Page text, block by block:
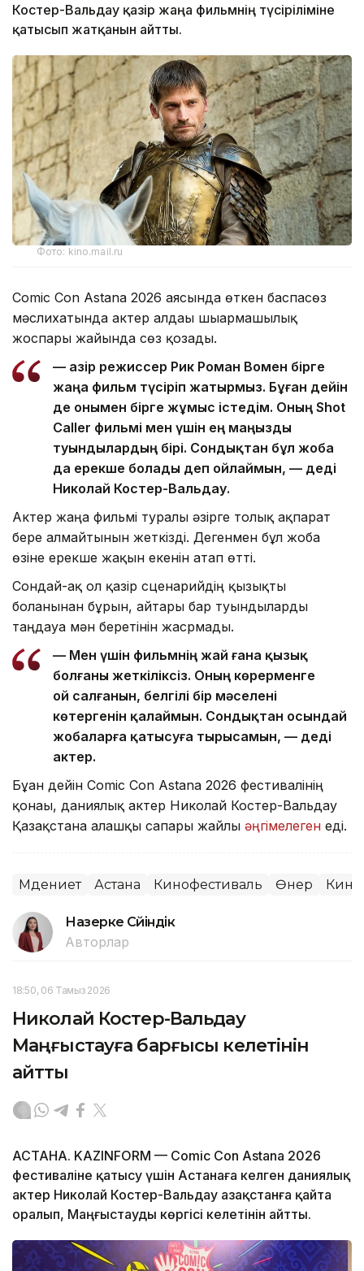
Костер-Вальдау қазір жаңа фильмнің түсіріліміне
қатысып жатқанын айтты.
Фото: kino.mail.ru
Comic Con Astana 2026 аясында өткен баспасөз
мәслихатында актер алдағы шығармашылық
жоспары жайында сөз қозғады.
— Қазір режиссер Рик Роман Вомен бірге
жаңа фильм түсіріп жатырмыз. Бұған дейін
де онымен бірге жұмыс істедім. Оның Shot
Caller фильмі мен үшін ең маңызды
туындылардың бірі. Сондықтан бұл жоба
да ерекше болады деп ойлаймын, — деді
Николай Костер-Вальдау.
Актер жаңа фильмі туралы әзірге толық ақпарат
бере алмайтынын жеткізді. Дегенмен бұл жоба
өзіне ерекше жақын екенін атап өтті.
Сондай-ақ ол қазір сценарийдің қызықты
болғанынан бұрын, айтары бар туындыларды
таңдауға мән беретінін жасрмады.
— Мен үшін фильмнің жай ғана қызық
болғаны жеткіліксіз. Оның көрерменге
ой салғанын, белгілі бір мәселені
көтергенін қалаймын. Сондықтан осындай
жобаларға қатысуға тырысамын, — деді
актер.
Бұған дейін Comic Con Astana 2026 фестивалінің
қонағы, даниялық актер Николай Костер-Вальдау
Қазақстанға алғашқы сапары жайлы әңгімелеген еді.
Мәдениет Астана Кинофестиваль Өнер Кино
Назерке Сүйіндік
Авторлар
18:50, 06 Тамыз 2026
Николай Костер-Вальдау
Маңғыстауға барғысы келетінін
айтты
АСТАНА. KAZINFORM — Comic Con Astana 2026
фестиваліне қатысу үшін Астанаға келген даниялық
актер Николай Костер-Вальдау Қазақстанға қайта
оралып, Маңғыстауды көргісі келетінін айтты.